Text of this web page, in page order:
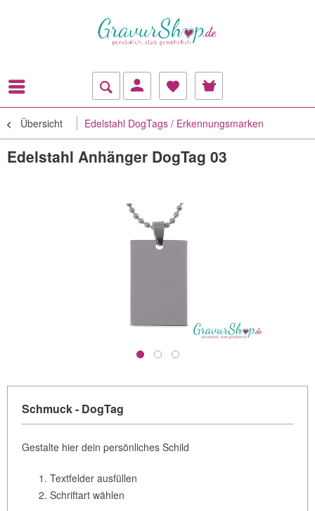
Übersicht Edelstahl DogTags / Erkennungsmarken
Edelstahl Anhänger DogTag 03
Schmuck - DogTag
Gestalte hier dein persönliches Schild
Textfelder ausfüllen
Schriftart wählen